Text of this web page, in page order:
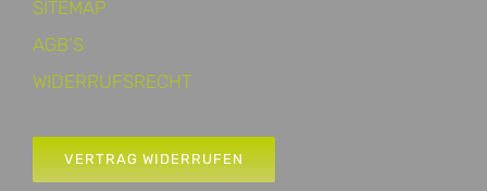
SITEMAP
AGB’S
WIDERRUFSRECHT
VERTRAG WIDERRUFEN